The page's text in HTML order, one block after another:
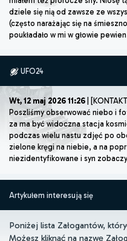
dziele się nią od zawsze ze
(często narażając się na
poukładało w mi w głowie
UFO24
Wt, 12 maj 2026 11:26 |
Poszliśmy obserwować niebo i
za ma być widoczna stacja
podczas wielu nastu zdjęć po
zielone kręgi na niebie, a na
niezidentyfikowane i syn
Artykułem interesują się
Poniżej lista Załogantów,
Możesz kliknąć na nazwę